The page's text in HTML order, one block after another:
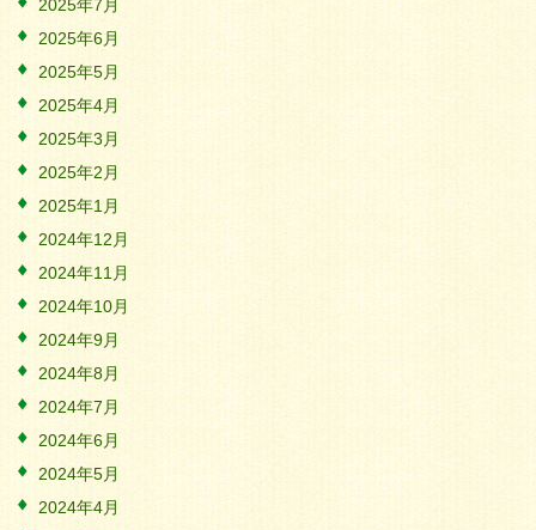
2025年7月
2025年6月
2025年5月
2025年4月
2025年3月
2025年2月
2025年1月
2024年12月
2024年11月
2024年10月
2024年9月
2024年8月
2024年7月
2024年6月
2024年5月
2024年4月